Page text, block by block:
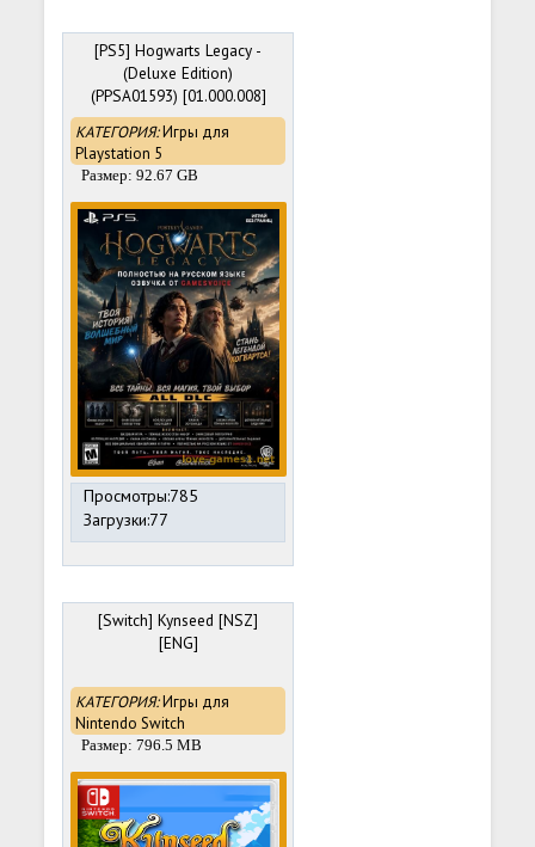
[PS5] Hogwarts Legacy -
(Deluxe Edition)
(PPSA01593) [01.000.008]
[ffpfsc]
КАТЕГОРИЯ:Игры для
Playstation 5
Размер: 92.67 GB
Просмотры:785
Загрузки:77
[Switch] Kynseed [NSZ]
[ENG]
КАТЕГОРИЯ:Игры для
Nintendo Switch
Размер: 796.5 MB